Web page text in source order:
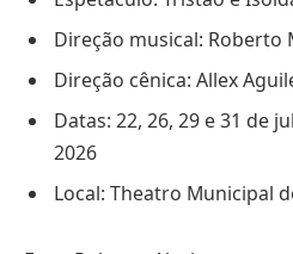
Direção musical: Roberto
Direção cênica: Allex
Datas: 22, 26, 29 e 31 de
2026
Local: Theatro Municipal